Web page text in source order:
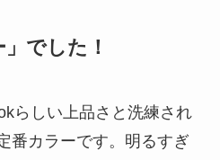
でした！
らしい上品さと洗練され
番カラーです。明るすぎ